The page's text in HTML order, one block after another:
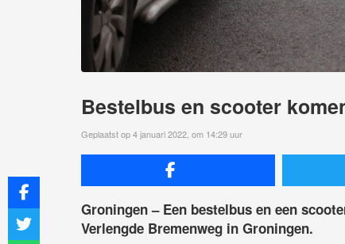
Bestelbus en scooter
Geplaatst op 4 januari 2022, om 14:29 uur
Groningen – Een bestelbus en een
Verlengde Bremenweg in Groningen.